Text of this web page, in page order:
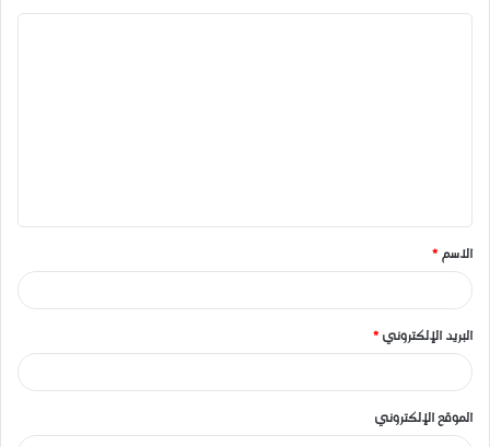
ق
*
الاسم *
البريد الإلكتروني *
الموقع الإلكتروني